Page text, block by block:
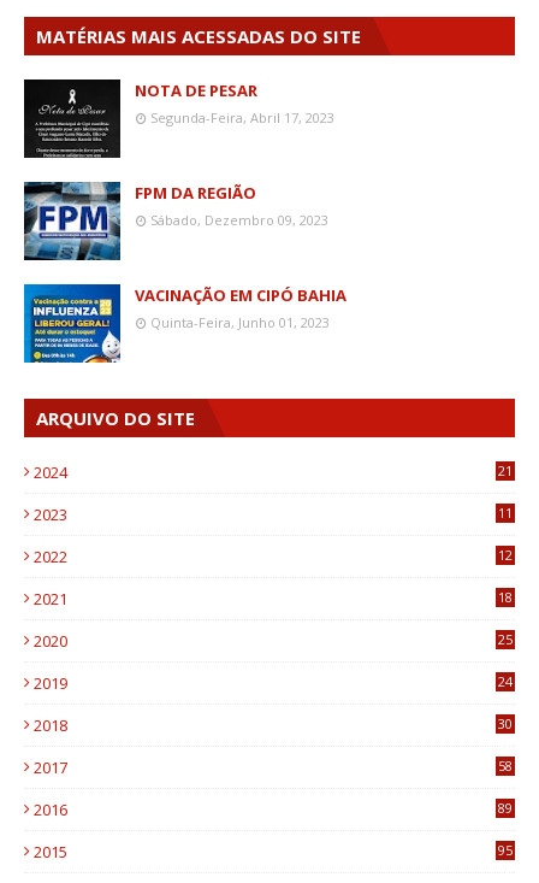
MATÉRIAS MAIS ACESSADAS DO SITE
NOTA DE PESAR
Segunda-Feira, Abril 17, 2023
FPM DA REGIÃO
Sábado, Dezembro 09, 2023
VACINAÇÃO EM CIPÓ BAHIA
Quinta-Feira, Junho 01, 2023
ARQUIVO DO SITE
2024 21
2023
11
2022
12
2021
18
2020
25
2019
24
2018
30
2017
58
2016
89
2015
95